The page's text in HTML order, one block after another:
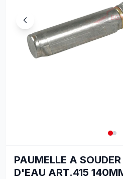
PAUMELLE A
D'EAU ART.415